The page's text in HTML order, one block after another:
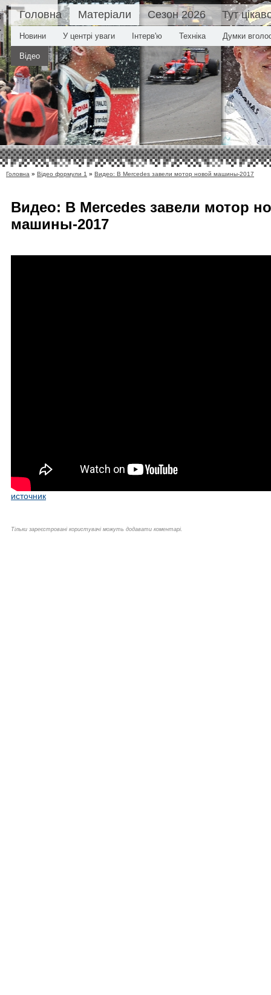
Головна Матеріали
Новини У центрі уваги Інтерв'ю Техніка Думки
Відео
Сезон 2026 Тут
Головна » Відео формули 1 » Видео: В Mercedes завели мотор новой машины-2017
Видео: В Mercedes завели мотор
машины-2017
источник
Тільки зареєстровані користувачі можуть додавати коментарі.